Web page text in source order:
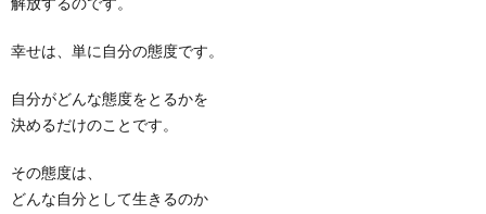
幸せは、単に自分の態度です。
自分がどんな態度をとるかを
決めるだけのことです。
その態度は、
どんな自分として生きるのか